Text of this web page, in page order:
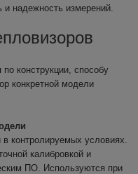
надежность измерений.
конструкции, способу
конкретной модели
контролируемых условиях.
калибровкой и
ПО. Используются при